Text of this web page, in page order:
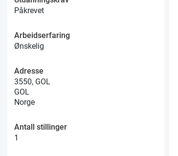
Påkrevet
Arbeidserfaring
Ønskelig
Adresse
3550, GOL
GOL
Norge
Antall stillinger
1